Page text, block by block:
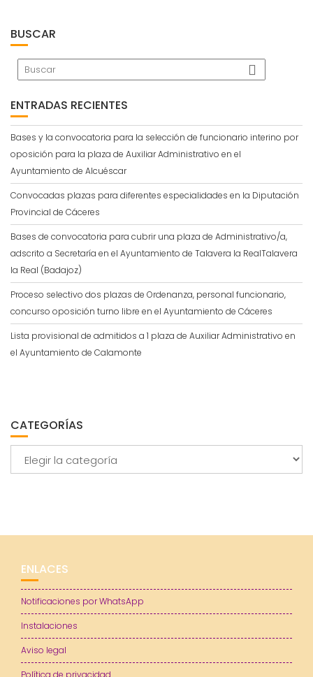
BUSCAR
ENTRADAS RECIENTES
Bases y la convocatoria para la selección de funcionario interino por
oposición para la plaza de Auxiliar Administrativo en el
Ayuntamiento de Alcuéscar
Convocadas plazas para diferentes especialidades en la Diputación
Provincial de Cáceres
Bases de convocatoria para cubrir una plaza de Administrativo/a,
adscrito a Secretaría en el Ayuntamiento de Talavera la RealTalavera
la Real (Badajoz)
Proceso selectivo dos plazas de Ordenanza, personal funcionario,
concurso oposición turno libre en el Ayuntamiento de Cáceres
Lista provisional de admitidos a 1 plaza de Auxiliar Administrativo en
el Ayuntamiento de Calamonte
CATEGORÍAS
ENLACES
Notificaciones por WhatsApp
Instalaciones
Aviso legal
Política de privacidad